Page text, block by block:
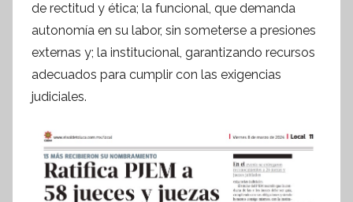
v
de rectitud y ética; la funcional, que demanda
autonomía en su labor, sin someterse a presiones
externas y; la institucional, garantizando recursos
adecuados para cumplir con las exigencias
judiciales.